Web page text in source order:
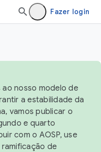
Fazer login
ao nosso modelo de
a estabilidade da
vamos publicar o
e quarto
com o AOSP, use
ramificação de